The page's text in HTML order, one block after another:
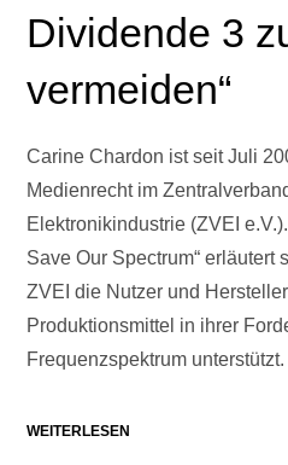
Dividende 3
vermeiden“
Carine Chardon ist seit Juli
Medienrecht im
Elektronikindustrie (ZVEI
Save Our Spectrum“ erläutert
ZVEI die Nutzer und
Produktionsmittel in ihrer
Frequenzspektrum unterstützt.
WEITERLESEN